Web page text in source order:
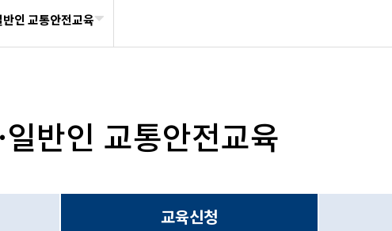
반인 교통안전교육
일반인 교통안전교육
교육신청